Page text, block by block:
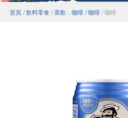
首頁 / 飲料零食 / 茶飲．咖啡 / 咖啡 / 咖啡